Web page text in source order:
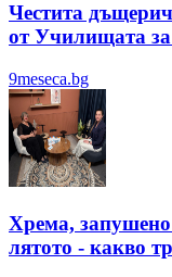
Честита
от Училищата
9meseca.bg
Хрема,
лятотo - какво